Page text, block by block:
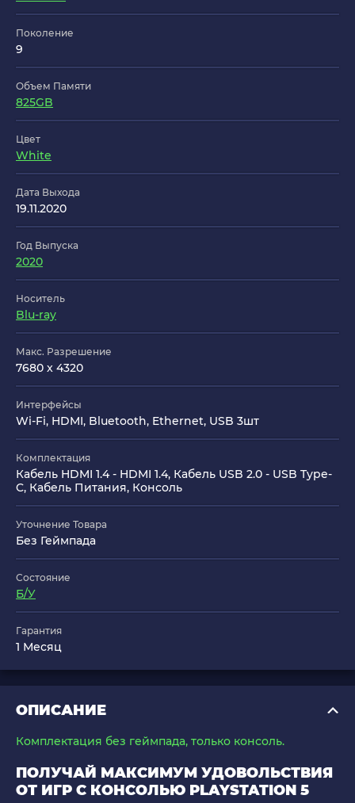
Поколение
9
Объем Памяти
825GB
Цвет
White
Дата Выхода
19.11.2020
Год Выпуска
2020
Носитель
Blu-ray
Макс. Разрешение
7680 x 4320
Интерфейсы
Wi-Fi, HDMI, Bluetooth, Ethernet, USB 3шт
Комплектация
Кабель HDMI 1.4 - HDMI 1.4, Кабель USB 2.0 - USB Type-
C, Кабель Питания, Консоль
Уточнение Товара
Без Геймпада
Состояние
Б/У
Гарантия
1 Месяц
ОПИСАНИЕ
Комплектация без геймпада, только консоль.
ПОЛУЧАЙ МАКСИМУМ УДОВОЛЬСТВИЯ
ОТ ИГР С КОНСОЛЬЮ PLAYSTATION 5